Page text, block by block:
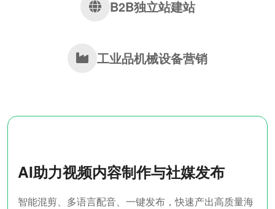
B2B独立站建站
工业品机械设备营销
AI助力视频内容制作与社媒发布
智能混剪、多语言配音、一键发布，快速产出高质量海